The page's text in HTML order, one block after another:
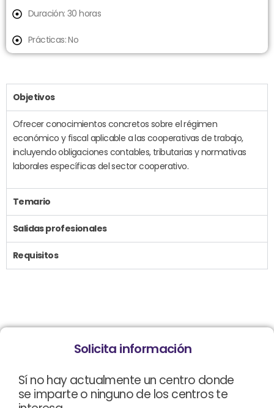
Duración: 30 horas
Prácticas: No
Objetivos
Ofrecer conocimientos concretos sobre el régimen
económico y fiscal aplicable a las cooperativas de trabajo,
incluyendo obligaciones contables, tributarias y normativas
laborales específicas del sector cooperativo.
Temario
Salidas profesionales
Requisitos
Solicita información
Sí no hay actualmente un centro donde
se imparte o ninguno de los centros te